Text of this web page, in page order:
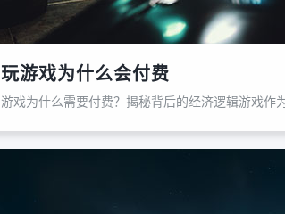
玩游戏为什么会付费